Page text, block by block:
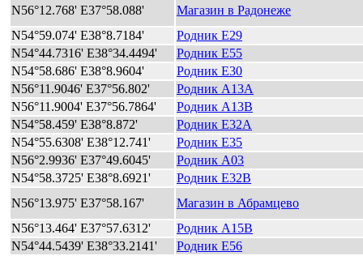
N56°12.768' E37°58.088'
Магазин в Радонеже
N54°59.074' E38°8.7184'
Родник E29
N54°44.7316' E38°34.4494'
Родник E55
N54°58.686' E38°8.9604'
Родник E30
N56°11.9046' E37°56.802'
Родник A13A
N56°11.9004' E37°56.7864'
Родник A13B
N54°58.459' E38°8.872'
Родник E32A
N54°55.6308' E38°12.741'
Родник E35
N56°2.9936' E37°49.6045'
Родник A03
N54°58.3725' E38°8.6921'
Родник E32B
N56°13.975' E37°58.167'
Магазин в Абрамцево
N56°13.464' E37°57.6312'
Родник A15B
N54°44.5439' E38°33.2141'
Родник E56